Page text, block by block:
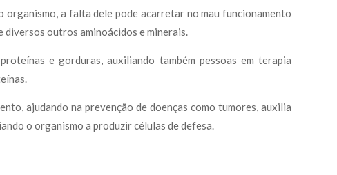
a falta dele pode acarretar no mau funcionamento
diversos outros aminoácidos e minerais.
e gorduras, auxiliando também pessoas em terapia
ajudando na prevenção de doenças como tumores, auxilia
o organismo a produzir células de defesa.